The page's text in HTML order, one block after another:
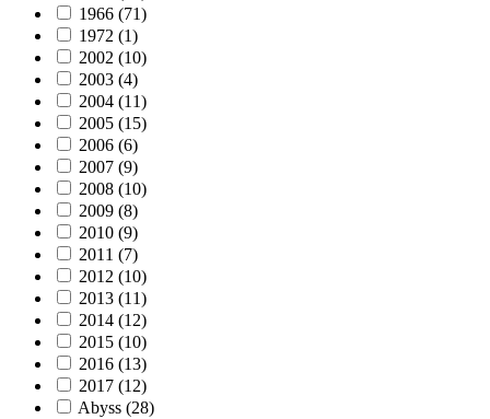
1966 (71)
1972 (1)
2002 (10)
2003 (4)
2004 (11)
2005 (15)
2006 (6)
2007 (9)
2008 (10)
2009 (8)
2010 (9)
2011 (7)
2012 (10)
2013 (11)
2014 (12)
2015 (10)
2016 (13)
2017 (12)
Abyss (28)